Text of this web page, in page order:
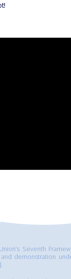
Seventh
demonstration